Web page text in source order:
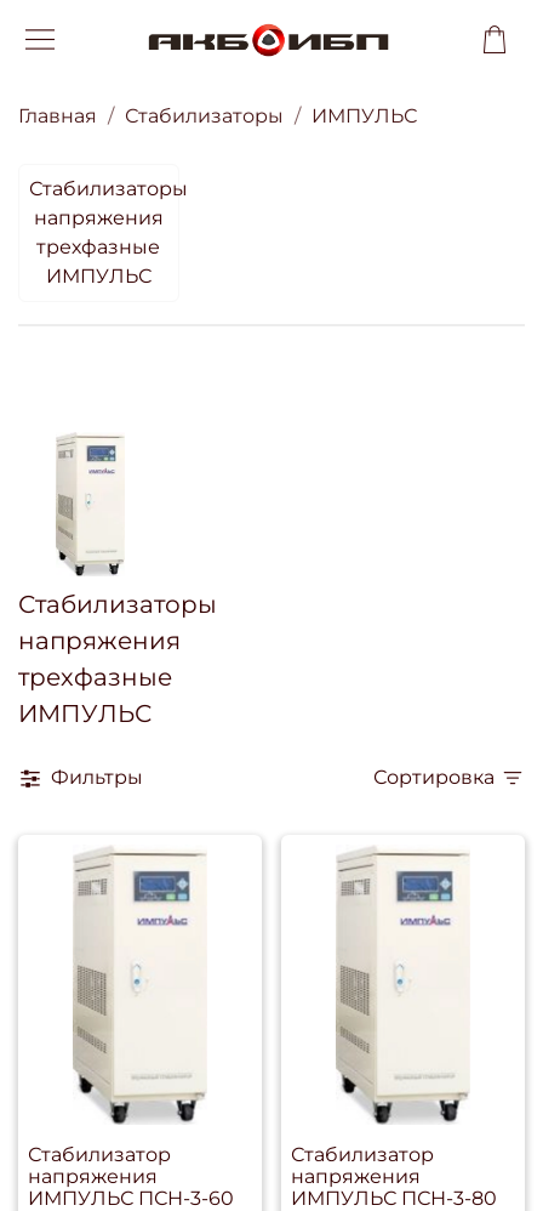
Главная Стабилизаторы ИМПУЛЬС
Стабилизаторы
напряжения
трехфазные
ИМПУЛЬС
Стабилизаторы
напряжения
трехфазные
ИМПУЛЬС
Фильтры Сортировка
Стабилизатор
напряжения
ИМПУЛЬС ПСН-3-60
Стабилизатор
напряжения
ИМПУЛЬС ПСН-3-80